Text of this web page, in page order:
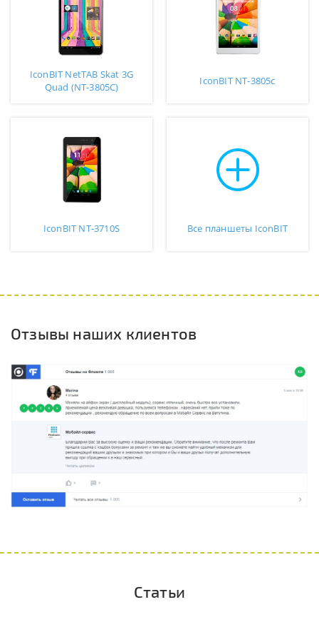
IconBIT NetTAB Skat 3G
Quad (NT-3805C)
IconBIT NT-3805c
IconBIT NT-3710S Все планшеты IconBIT
Отзывы наших клиентов
Статьи